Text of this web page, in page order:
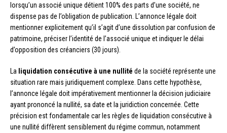
lorsqu’un associé unique détient 100% des parts d’une société, ne
dispense pas de l’obligation de publication. L’annonce légale doit
mentionner explicitement qu’il s’agit d’une dissolution par confusion de
patrimoine, préciser l’identité de l’associé unique et indiquer le délai
d’opposition des créanciers (30 jours).
La liquidation consécutive à une nullité de la société représente une
situation rare mais juridiquement complexe. Dans cette hypothèse,
l’annonce légale doit impérativement mentionner la décision judiciaire
ayant prononcé la nullité, sa date et la juridiction concernée. Cette
précision est fondamentale car les règles de liquidation consécutive à
une nullité diffèrent sensiblement du régime commun, notamment